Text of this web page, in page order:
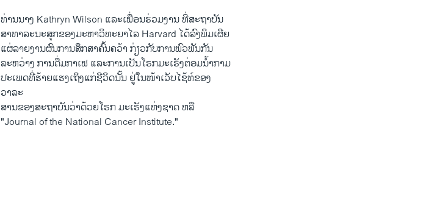
ທ່ານນາງ Kathryn Wilson ​ແລະ​ເພື່ອ​ນຮ່ວມງານ​ ທີ່ສະ​ຖາ​ບັນ
​ສາທາລະນະ​ສຸກຂອງມະຫາວິທະຍາໄລ Harvard ​ໄດ້​ລົງ​ພິມ​ເຜີຍ
​ແຜ່​ລາຍ​ງານຜົນ​ການສຶກສາຄົ້ນຄວ້າ ກ່ຽວກັບ​ການພົວພັນ​ກັນ
​ລະຫວ່າງ ການ​ດື່ມ​ກາ​ເຟ ​ແລະ​ການ​ເປັນໂຣກມ​ະເຮັງຕ່ອມ​ນໍ້າກາມ
ປະ​ເພດ​ທີ່​ຮ້າຍ​ແຮງເຖິງແກ່​ຊີວິດ​ນັ້ນ​ ຢູ່ໃນ​ໜ້າ​ເວັບ​ໄຊ້ທ໌ຂອງ
ວາລະ
ສານຂອງ​ສະ​ຖາ​ບັນວ່າ​ດ້ວຍ​ໂຣກ ມະ​ເຮັງ​ແຫ່ງ​ຊາດ ຫລື
"Journal of the National Cancer Institute."